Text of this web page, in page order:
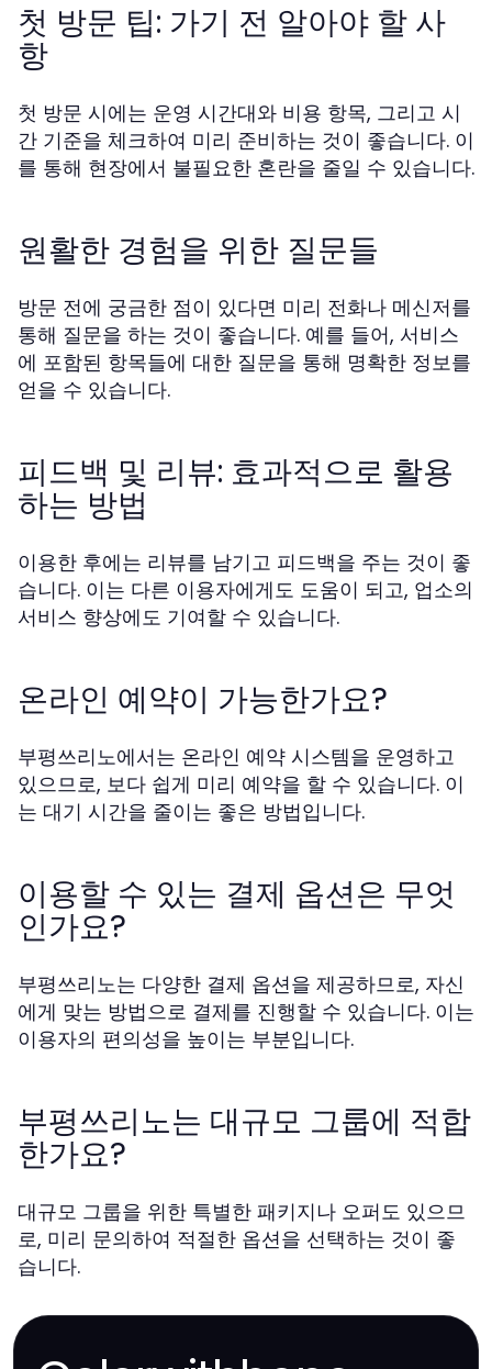
첫 방문 팁: 가기 전 알아야 할 사
항
첫 방문 시에는 운영 시간대와 비용 항목, 그리고 시
간 기준을 체크하여 미리 준비하는 것이 좋습니다. 이
를 통해 현장에서 불필요한 혼란을 줄일 수 있습니다.
원활한 경험을 위한 질문들
방문 전에 궁금한 점이 있다면 미리 전화나 메신저를
통해 질문을 하는 것이 좋습니다. 예를 들어, 서비스
에 포함된 항목들에 대한 질문을 통해 명확한 정보를
얻을 수 있습니다.
피드백 및 리뷰: 효과적으로 활용
하는 방법
이용한 후에는 리뷰를 남기고 피드백을 주는 것이 좋
습니다. 이는 다른 이용자에게도 도움이 되고, 업소의
서비스 향상에도 기여할 수 있습니다.
온라인 예약이 가능한가요?
부평쓰리노에서는 온라인 예약 시스템을 운영하고
있으므로, 보다 쉽게 미리 예약을 할 수 있습니다. 이
는 대기 시간을 줄이는 좋은 방법입니다.
이용할 수 있는 결제 옵션은 무엇
인가요?
부평쓰리노는 다양한 결제 옵션을 제공하므로, 자신
에게 맞는 방법으로 결제를 진행할 수 있습니다. 이는
이용자의 편의성을 높이는 부분입니다.
부평쓰리노는 대규모 그룹에 적합
한가요?
대규모 그룹을 위한 특별한 패키지나 오퍼도 있으므
로, 미리 문의하여 적절한 옵션을 선택하는 것이 좋
습니다.